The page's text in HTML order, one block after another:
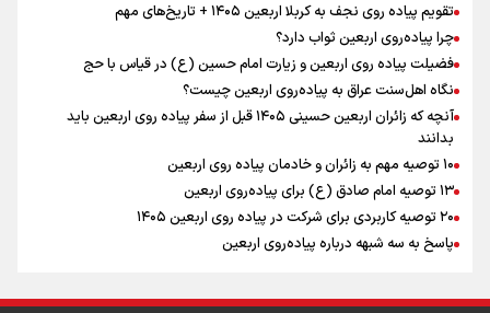
رابطه کارگر و کارفرما در اندیشه رهبر شهید: از تضاد به
زوجیت
اینفو برنا / جدول کامل فاصله مرز شلمچه تا شهرهای زیارتی
عراق
تقویم پیاده روی نجف به کربلا اربعین ۱۴۰۵ + تاریخ‌های مهم
چرا پیاده‌روی اربعین ثواب دارد؟
فضیلت پیاده روی اربعین و زیارت امام حسین (ع) در قیاس با حج
نگاه اهل‌سنت عراق به پیاده‌روی اربعین چیست؟
آنچه که زائران اربعین حسینی ۱۴۰۵ قبل از سفر پیاده روی اربعین باید
بدانند
۱۰ توصیه مهم به زائران و خادمان پیاده روی اربعین
۱۳ توصیه امام صادق (ع) برای پیاده‌روی اربعین
۲۰ توصیه کاربردی برای شرکت در پیاده روی اربعین ۱۴۰۵
پاسخ به سه‌ شبهه درباره پیاده‌روی اربعین